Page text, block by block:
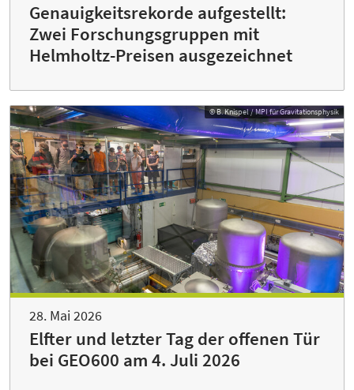
Genauigkeitsrekorde aufgestellt:
Zwei Forschungsgruppen mit
Helmholtz-Preisen ausgezeichnet
© B. Knispel / MPI für Gravitationsphysik
28. Mai 2026
Elfter und letzter Tag der offenen Tür
bei GEO600 am 4. Juli 2026